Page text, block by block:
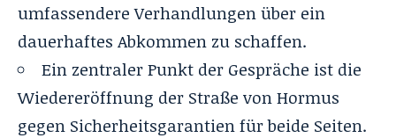
umfassendere Verhandlungen über ein
dauerhaftes Abkommen zu schaffen.
Ein zentraler Punkt der Gespräche ist die
Wiedereröffnung der Straße von Hormus
gegen Sicherheitsgarantien für beide Seiten.